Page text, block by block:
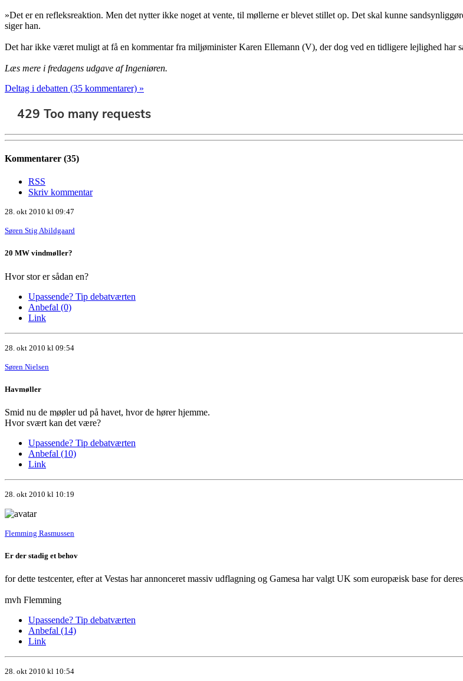
»Det er en refleksreaktion. Men det nytter ikke noget at vente, til møllerne er blevet stillet op. Det skal kunne
siger han.
Det har ikke været muligt at få en kommentar fra miljøminister Karen Ellemann (V), der dog ved en tidligere lejlighed har
Læs mere i fredagens udgave af Ingeniøren.
Deltag i debatten (35 kommentarer) »
Kommentarer (35)
RSS
Skriv kommentar
28. okt 2010 kl 09:47
Søren Stig Abildgaard
20 MW vindmøller?
Hvor stor er sådan en?
Upassende? Tip debatværten
Anbefal (0)
Link
28. okt 2010 kl 09:54
Søren Nielsen
Havmøller
Smid nu de møøler ud på havet, hvor de hører hjemme.
Hvor svært kan det være?
Upassende? Tip debatværten
Anbefal (10)
Link
28. okt 2010 kl 10:19
Flemming Rasmussen
Er der stadig et behov
for dette testcenter, efter at Vestas har annonceret massiv udflagning og Gamesa har valgt UK som europæisk base for
mvh Flemming
Upassende? Tip debatværten
Anbefal (14)
Link
28. okt 2010 kl 10:54